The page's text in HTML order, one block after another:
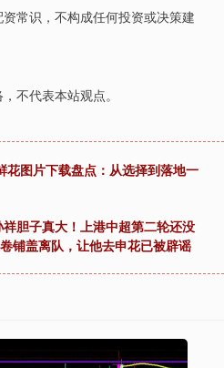
常识，不构成任何投资或决策建
不代表本站观点。
花图片下载盘点：从选择到落地一
胆子真大！上港中超第二轮还没
铺盖离队，让他去申花已被辟谣